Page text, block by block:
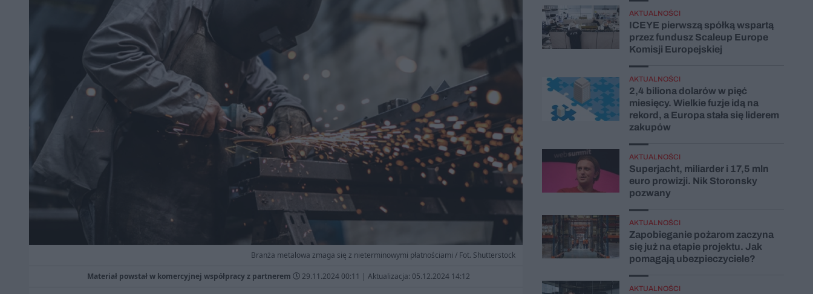
Branża metalowa zmaga się z nieterminowymi płatnościami / Fot. Shutterstock
Materiał powstał w komercyjnej współpracy z partnerem 29.11.2024 00:11 | Aktualizacja: 05.12.2024 14:12
AKTUALNOŚCI
ICEYE pierwszą spółką wspartą
przez fundusz Scaleup Europe
Komisji Europejskiej
AKTUALNOŚCI
2,4 biliona dolarów w pięć
miesięcy. Wielkie fuzje idą na
rekord, a Europa stała się liderem
zakupów
AKTUALNOŚCI
Superjacht, miliarder i 17,5 mln
euro prowizji. Nik Storonsky
pozwany
AKTUALNOŚCI
Zapobieganie pożarom zaczyna
się już na etapie projektu. Jak
pomagają ubezpieczyciele?
AKTUALNOŚCI